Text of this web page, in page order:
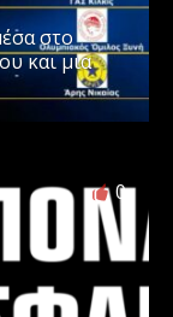
στο
και μια
0